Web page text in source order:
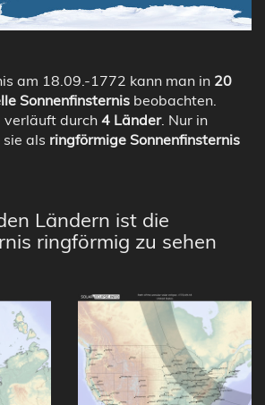
am 18.09.-1772 kann man in 20
Sonnenfinsternis beobachten.
verläuft durch 4 Länder. Nur in
als ringförmige Sonnenfinsternis
Ländern ist die
ringförmig zu sehen